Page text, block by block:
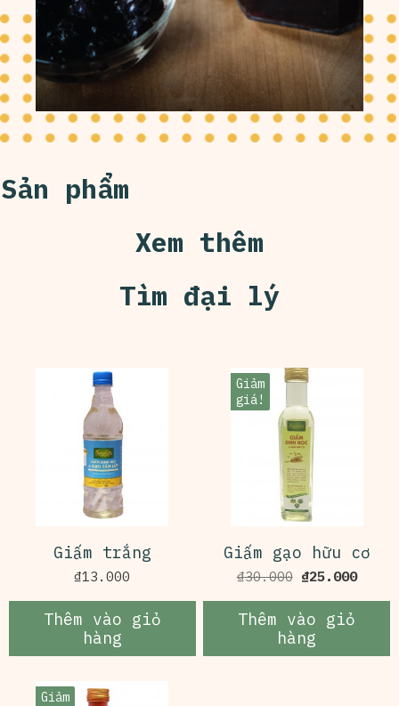
Sản phẩm
Xem thêm
Tìm đại lý
Giấm trắng
₫13.000
Thêm vào giỏ
hàng
Giảm
giá!
Giấm gạo hữu cơ
₫30.000 Giá
là:
₫30.000.
₫25.000Giá
Thêm vào giỏ
hàng
Giảm